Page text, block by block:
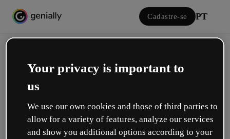
Cadastre-se PT
Iniciar sessão
Your privacy is important to
us
We use our own cookies and those of third parties to
allow for a variety of features, analyze our services
and show you additional options according to your